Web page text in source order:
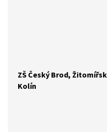
ZŠ Český Brod,
Kolín